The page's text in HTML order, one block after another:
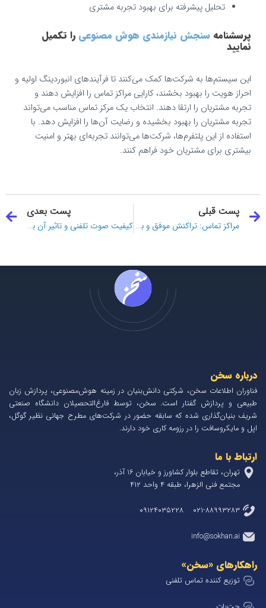
تحلیل پیشرفته برای بهبود تجربه مشتری
پرسشنامه سنجش نیازمندی هوش مصنوعی را تکمیل
نمایید
این سیستم‌ها به شرکت‌ها کمک می‌کنند تا فرآیندهای انبوردینگ اولیه و
احراز هویت را بهبود بخشند، کارایی مراکز تماس را افزایش دهند و
تجربه مشتریان را ارتقا دهند. انتخاب یک مرکز تماس مناسب می‌تواند
تجربه مشتریان را بهبود بخشیده و رضایت آن‌ها را افزایش دهد. با
استفاده از این پلتفرم‌ها، شرکت‌ها می‌توانند تجربه‌ای بهتر و امنیت
بیشتری برای مشتریان خود فراهم کنند.
قبلیپست قبلی
مراکز تماس: تراکنش موفق و بهره‌وری هوش مصنوعی
پست بعدی
کیفیت صوت تلفنی و تاثیر آن بر تبدیل صوت به متن
ارتباط با ما
تهران، تقاطع بلوار کشاورز و خیابان 1۶ آذر،
مجتمع فنی الزهرا، طبقه ۴ واحد ۴۱۲
۰۲۱-۸۸۹۹۳۲۸۳ ۰۹۱۲۴۰۳۵۲۲۸
info@sokhan.ai
درباره سخن
فناوران اطلاعات سخن، شرکتی دانش‌بنیان در زمینه هوش‌مصنوعی، پردازش زبان
طبیعی و پردازش گفتار است. سخن، توسط فارغ‌التحصیلان دانشگاه صنعتی
شریف بنیان‌گذاری شده که سابقه حضور در شرکت‌های مطرح جهانی نظیر گوگل،
اپل و مایکروسافت را در رزومه کاری خود دارند.
راهکارهای «سخن»
توزیع کننده تماس تلفنی